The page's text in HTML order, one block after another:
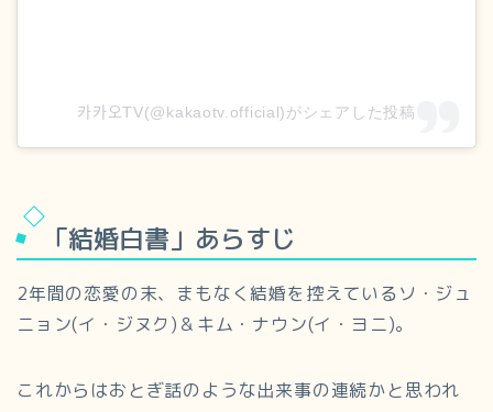
카카오TV(@kakaotv.official)がシェアした投稿
「結婚白書」あらすじ
2年間の恋愛の末、まもなく結婚を控えているソ・ジュ
ニョン(イ・ジヌク)＆キム・ナウン(イ・ヨニ)。
これからはおとぎ話のような出来事の連続かと思われ